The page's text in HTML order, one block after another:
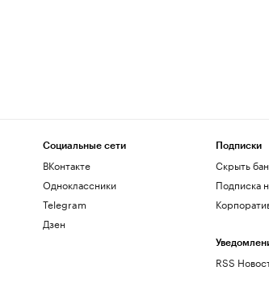
Социальные сети
ВКонтакте
Одноклассники
Telegram
Дзен
Подписки
Скрыть
Подписка
RSS